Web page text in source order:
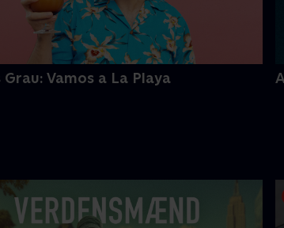
Grau: Vamos a La Playa